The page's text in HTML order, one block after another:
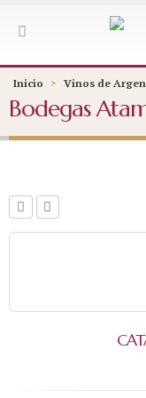
Inicio > Vinos de
Bodegas